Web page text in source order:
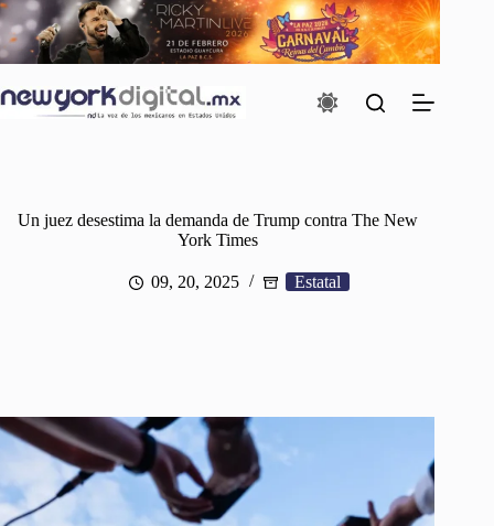
Saltar
al
contenido
Un juez desestima la demanda de Trump contra The New
York Times
09, 20, 2025 Estatal